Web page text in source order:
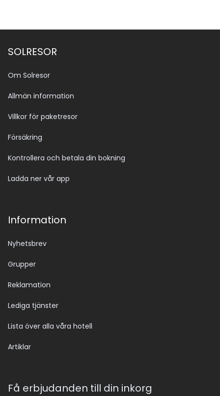
SOLRESOR
Om Solresor
Allmän information
Villkor för paketresor
Försäkring
Kontrollera och betala din bokning
Ladda ner vår app
Information
Nyhetsbrev
Grupper
Reklamation
Lediga tjänster
Lista över alla våra hotell
Artiklar
Få erbjudanden till din inkorg